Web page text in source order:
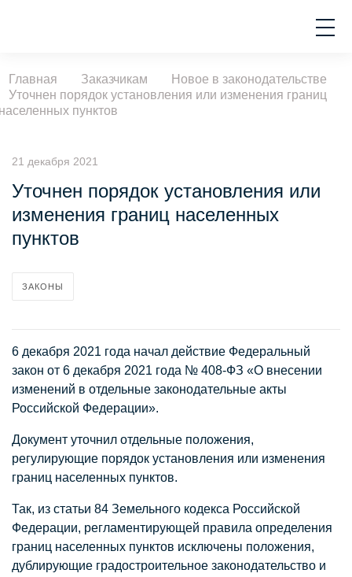
Главная Заказчикам
Новое в законодательстве
Уточнен порядок установления или изменения границ
пунктов
21 декабря 2021
Уточнен порядок установления или
изменения границ населенных
пунктов
ЗАКОНЫ
6 декабря 2021 года начал действие Федеральный
закон от 6 декабря 2021 года № 408-ФЗ «О внесении
изменений в отдельные законодательные акты
Российской Федерации».
Документ уточнил отдельные положения,
регулирующие порядок установления или изменения
границ населенных пунктов.
Так, из статьи 84 Земельного кодекса Российской
Федерации, регламентирующей правила определения
границ населенных пунктов исключены положения,
дублирующие градостроительное законодательство и